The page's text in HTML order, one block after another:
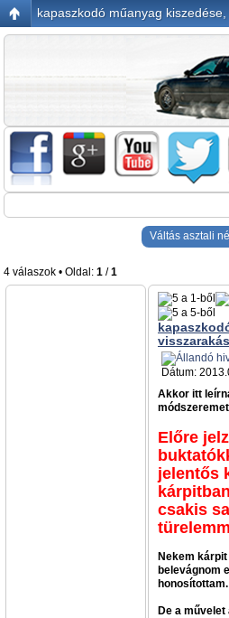
kapaszkodó műanyag kiszedése,
Váltás asztali
4 válaszok • Oldal: 1 /1
Dátum:
Akkor itt
Előre
jelentős
csakis
Nekem
belevágnom
honosítottam.
De a